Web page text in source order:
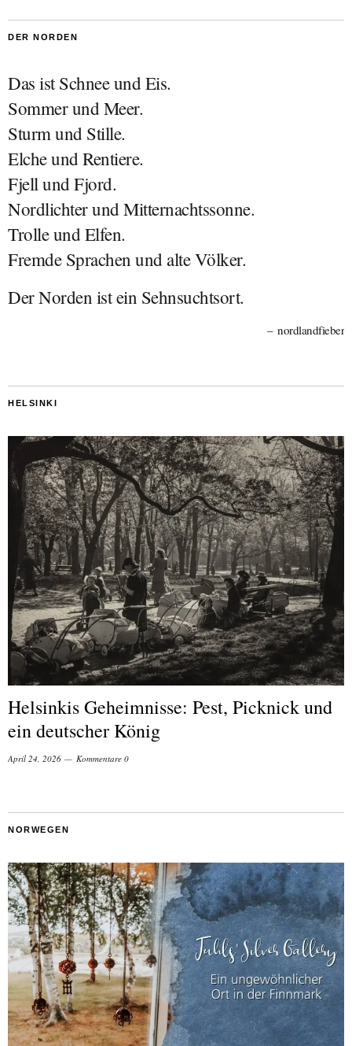
DER NORDEN
Das ist Schnee und Eis.
Sommer und Meer.
Sturm und Stille.
Elche und Rentiere.
Fjell und Fjord.
Nordlichter und Mitternachtssonne.
Trolle und Elfen.
Fremde Sprachen und alte Völker.
Der Norden ist ein Sehnsuchtsort.
nordlandfieber
HELSINKI
Helsinkis Geheimnisse: Pest, Picknick und
ein deutscher König
April 24, 2026 Kommentare 0
NORWEGEN